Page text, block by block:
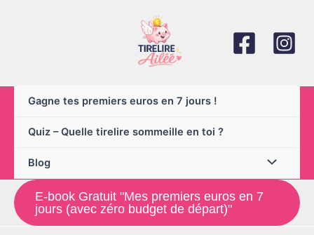
Gagne tes premiers euros en 7 jours !
Quiz – Quelle tirelire sommeille en toi ?
Blog
E-book Gratuit "Mes premiers euros en 7
jours (avec zéro budget de départ)"